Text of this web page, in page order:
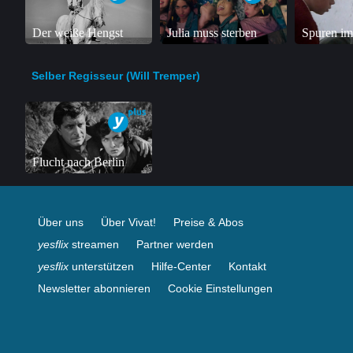
Der weiße Hengst Julia muss sterben Spuren
Selber Regisseur (Will Tremper)
Flucht nach Berlin
Über uns Über Vivat!
Preise & Abos
yesflix streamen
Partner werden
yesflix unterstützen Hilfe-Center
Kontakt
Newsletter abonnieren
Cookie Einstellungen